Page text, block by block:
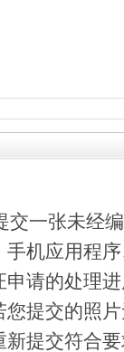
交一张未经
机应用程
请的处理
提交的照
新提交符合